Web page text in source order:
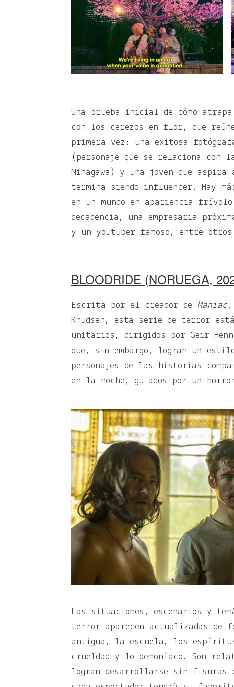
Una prueba inicial de cómo
con los cerezos en flor, que
primera vez: una exitosa
(personaje que se relaciona con
Ninagawa) y una joven que
termina siendo influencer. Hay
en un mundo en apariencia
decadencia, una empresaria
y un youtuber famoso, entre
BLOODRIDE (NORUEGA,
Escrita por el creador de Maniac,
Knudsen, esta serie de terror
unitarios, dirigidos por Geir
que, sin embargo, logran un estilo
personajes de las historias
en la noche, guiados por un
Las situaciones, escenarios y
terror aparecen actualizadas de
antigua, la escuela, los
crueldad y lo demoníaco. Son
logran desarrollarse sin fisuras